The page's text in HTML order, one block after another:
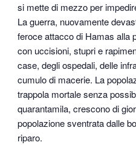
si mette di mezzo per
La guerra, nuovamente
feroce attacco di Hamas alla
con uccisioni, stupri e
case, degli ospedali, delle
cumulo di macerie. La
trappola mortale senza
quarantamila, crescono di
popolazione sventrata dalle
riparo.